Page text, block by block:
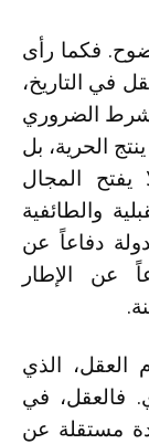
فكما رأى
في التاريخ،
الضروري
الحرية، بل
المجال
والطائفية
دفاعاً عن
عن الإطار
العقل، الذي
فالعقل، في
مستقلة عن